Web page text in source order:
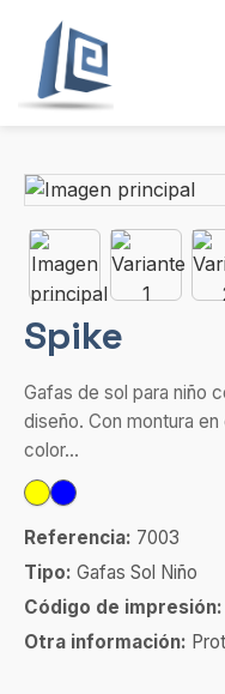
Spike
Gafas de sol para niño
diseño. Con montura
color...
Referencia: 7003
Tipo: Gafas Sol Niño
Código de impresión:
Otra información: